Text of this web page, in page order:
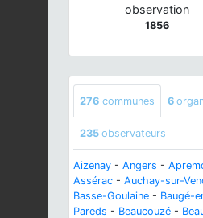
observation
1856
276 communes 6
235 observateurs
Aizenay - Angers -
Assérac - Auchay-sur-
Basse-Goulaine - Baugé-
Pareds - Beaucouzé -